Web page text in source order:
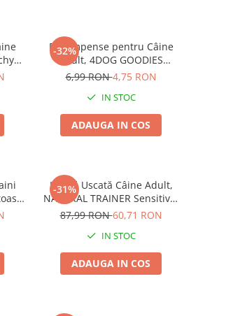
-32%
Recompense pentru Câine
Adult, 4DOG GOODIES
Trainer, Miel și Orez, 150g
6,99 RON4,75 RON
IN STOC
ADAUGA IN COS
-31%
Hrană Uscată Câine Adult,
NATURAL TRAINER Sensitive,
Fără Gluten, Talie Mică,
87,99 RON60,71 RON
IN STOC
ADAUGA IN COS